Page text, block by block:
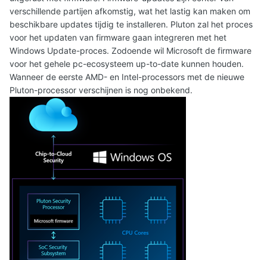
verschillende partijen afkomstig, wat het lastig kan maken om
beschikbare updates tijdig te installeren. Pluton zal het proces
voor het updaten van firmware gaan integreren met het
Windows Update-proces. Zodoende wil Microsoft de firmware
voor het gehele pc-ecosysteem up-to-date kunnen houden.
Wanneer de eerste AMD- en Intel-processors met de nieuwe
Pluton-processor verschijnen is nog onbekend.